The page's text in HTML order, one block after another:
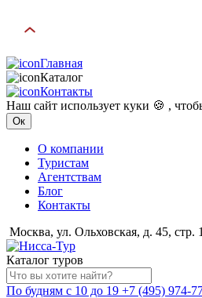
Главная
Каталог
Контакты
Наш сайт использует куки 🍪 ,
Ок
О компании
Туристам
Агентствам
Блог
Контакты
Москва, ул. Ольховская, д. 45, стр. 1
Каталог туров
По будням с 10 до 19 +7 (495) 974-